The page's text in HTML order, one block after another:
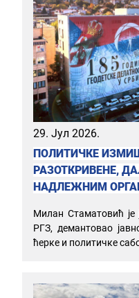
29. Јул 2026.
ПОЛИТИЧКЕ
РАЗОТКРИВЕНЕ,
НАДЛЕЖНИМ
Милан Стаматовић је
РГЗ, демантовао
ћерке и политичке